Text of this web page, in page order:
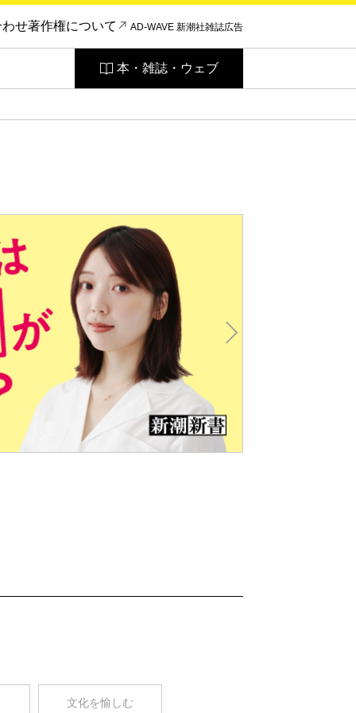
わせ著作権について AD-WAVE 新潮社雑誌広告
本・雑誌・ウェブ
文化を愉しむ